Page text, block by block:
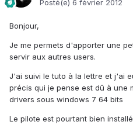
Posté(e) 6 février 2012
Bonjour,
Je me permets d'apporter une
servir aux autres users.
J'ai suivi le tuto à la lettre et j'ai
précis qui je pense est dû à une
drivers sous windows 7 64 bits
Le pilote est pourtant bien